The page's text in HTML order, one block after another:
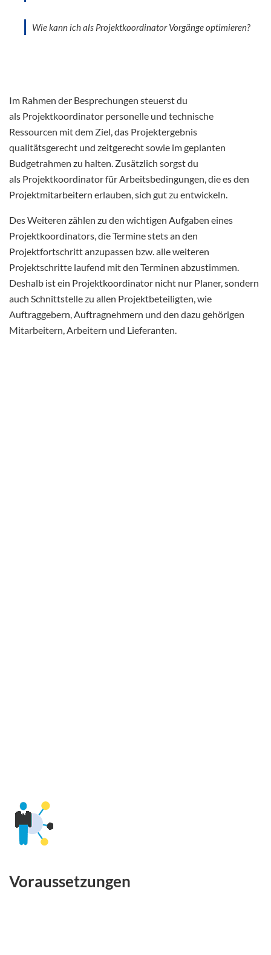
Wie kann ich als Projektkoordinator Vorgänge optimieren?
Im Rahmen der Besprechungen steuerst du
als Projektkoordinator personelle und technische
Ressourcen mit dem Ziel, das Projektergebnis
qualitätsgerecht und zeitgerecht sowie im geplanten
Budgetrahmen zu halten. Zusätzlich sorgst du
als Projektkoordinator für Arbeitsbedingungen, die es den
Projektmitarbeitern erlauben, sich gut zu entwickeln.
Des Weiteren zählen zu den wichtigen Aufgaben eines
Projektkoordinators, die Termine stets an den
Projektfortschritt anzupassen bzw. alle weiteren
Projektschritte laufend mit den Terminen abzustimmen.
Deshalb ist ein Projektkoordinator nicht nur Planer, sondern
auch Schnittstelle zu allen Projektbeteiligten, wie
Auftraggebern, Auftragnehmern und den dazu gehörigen
Mitarbeitern, Arbeitern und Lieferanten.
Voraussetzungen